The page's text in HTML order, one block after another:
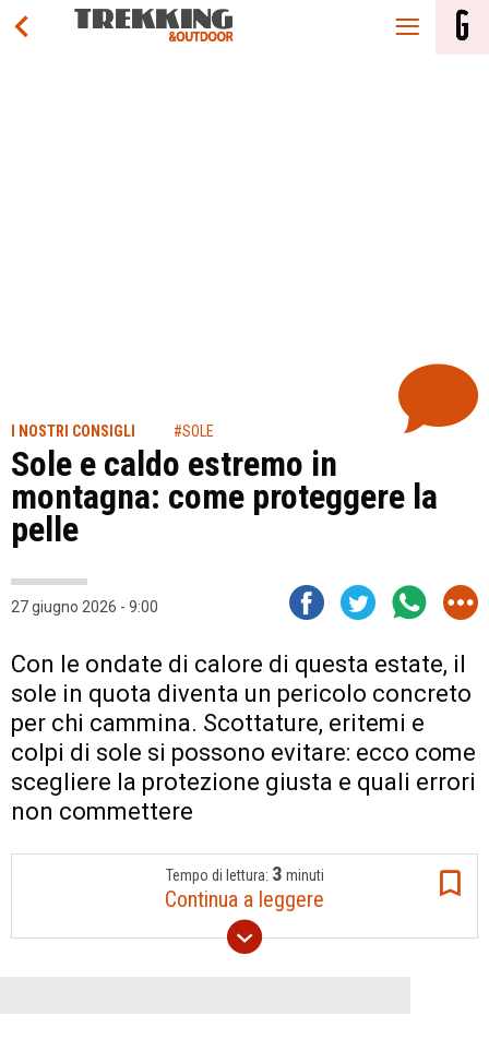
I NOSTRI CONSIGLI #SOLE
Sole e caldo estremo in
montagna: come proteggere la
pelle
27 giugno 2026 - 9:00
Con le ondate di calore di questa estate, il
sole in quota diventa un pericolo concreto
per chi cammina. Scottature, eritemi e
colpi di sole si possono evitare: ecco come
scegliere la protezione giusta e quali errori
non commettere
Tempo di lettura: 3 minuti
Continua a leggere